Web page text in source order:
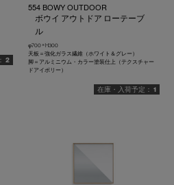
2
554 BOWY OUTDOOR
ボウイ アウトドア ローテーブ
ル
φ700 × H300
天板＝強化ガラス繊維（ホワイト＆グレー）
脚＝アルミニウム・カラー塗装仕上（テクスチャー
ドアイボリー）
1